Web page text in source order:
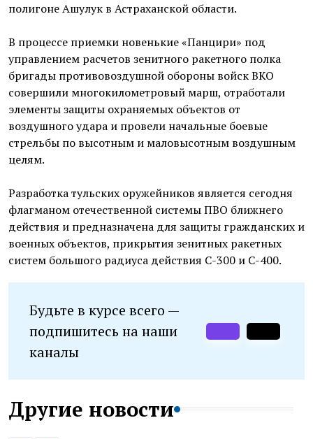
полигоне Ашулук в Астраханской области.
В процессе приемки новенькие «Панцири» под
управлением расчетов зенитного ракетного полка
бригады противовоздушной обороны войск ВКО
совершили многокилометровый марш, отработали
элементы защиты охраняемых объектов от
воздушного удара и провели начальные боевые
стрельбы по высотным и маловысотным воздушным
целям.
Разработка тульских оружейников является сегодня
флагманом отечественной системы ПВО ближнего
действия и предназначена для защиты гражданских и
военных объектов, прикрытия зенитных ракетных
систем большого радиуса действия С-300 и С-400.
Будьте в курсе всего —
подпишитесь на наши
каналы
Другие новости